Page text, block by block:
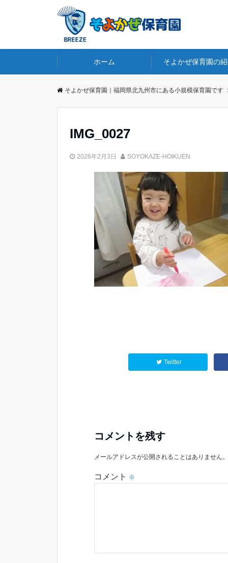
ホーム そよかぜ保育園の
そよかぜ保育園｜福岡県北九州市にある小規模保育園です
IMG_0027
2026年2月3日 SOYOKAZE-HOIKUEN
Twitter
コメントを残す
メールアドレスが公開されることはありません。
コメント ※